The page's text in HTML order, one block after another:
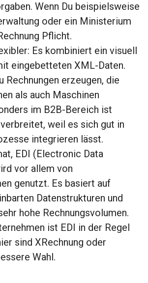
Wenn Du beispielsweise
oder ein Ministerium
Pflicht.
Es kombiniert ein visuell
eingebetteten XML-Daten.
Rechnungen erzeugen, die
als auch Maschinen
im B2B-Bereich ist
weil es sich gut in
integrieren lässt.
EDI (Electronic Data
vor allem von
genutzt. Es basiert auf
Datenstrukturen und
hohe Rechnungsvolumen.
ist EDI in der Regel
sind XRechnung oder
Wahl.